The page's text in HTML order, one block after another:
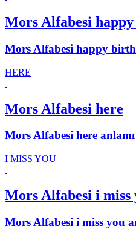
Mors Alfabesi
Mors Alfabesi happy
HERE
Mors Alfabesi here
Mors Alfabesi here anlamı
I MISS YOU
Mors Alfabesi i miss
Mors Alfabesi i miss you